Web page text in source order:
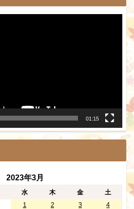
01:15
2023年3月
水 木 金
土
1
2 3
4